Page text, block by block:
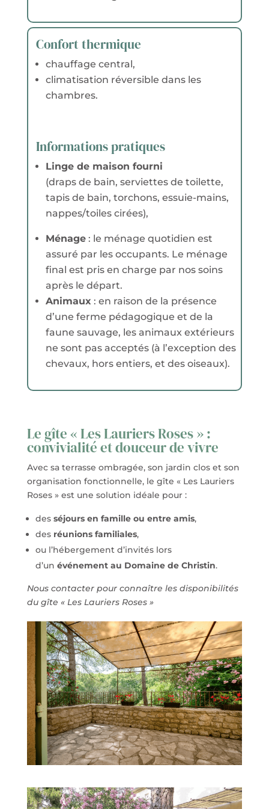
Confort thermique
chauffage central,
climatisation réversible dans les
chambres.
Informations pratiques
Linge de maison fourni
(draps de bain, serviettes de toilette,
tapis de bain, torchons, essuie-mains,
nappes/toiles cirées),
Ménage: le ménage quotidien est
assuré par les occupants. Le ménage
final est pris en charge par nos soins
après le départ.
Animaux : en raison de la présence
d’une ferme pédagogique et de la
faune sauvage, les animaux extérieurs
ne sont pas acceptés (à l’exception des
chevaux, hors entiers, et des oiseaux).
Le gîte « Les Lauriers Roses » :
convivialité et douceur de vivre
Avec sa terrasse ombragée, son jardin clos et son
organisation fonctionnelle, le gîte « Les Lauriers
Roses » est une solution idéale pour :
des séjours en famille ou entre amis,
des réunions familiales,
ou l’hébergement d’invités lors
d’un événement au Domaine de Christin.
Nous contacter pour connaître les disponibilités
du gîte « Les Lauriers Roses »